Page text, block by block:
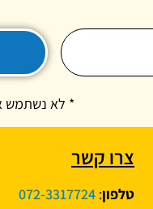
* לא נשתמש
צרו קשר
טלפון:
072-3317724